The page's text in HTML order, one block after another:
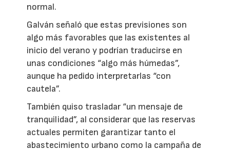
normal.
Galván señaló que estas previsiones son
algo más favorables que las existentes al
inicio del verano y podrían traducirse en
unas condiciones “algo más húmedas”,
aunque ha pedido interpretarlas “con
cautela”.
También quiso trasladar “un mensaje de
tranquilidad”, al considerar que las reservas
actuales permiten garantizar tanto el
abastecimiento urbano como la campaña de